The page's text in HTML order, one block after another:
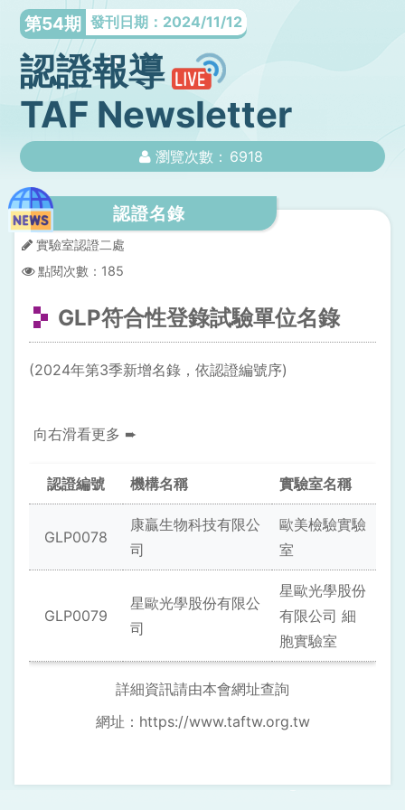
第54期 發刊日期：2024/11/12
認證報導
TAF Newsletter
瀏覽次數： 6918
實驗室認證二處
點閱次數： 185
認證名錄
GLP符合性登錄試驗單位名錄
(2024年第3季新增名錄，依認證編號序)
認證編號 機構名稱 實驗室名稱
GLP0078
康贏生物科技有限公
司
歐美檢驗實驗
室
GLP0079
星歐光學股份有限公
司
星歐光學股份
有限公司 細
胞實驗室
詳細資訊請由本會網址查詢
網址： https://www.taftw.org.tw